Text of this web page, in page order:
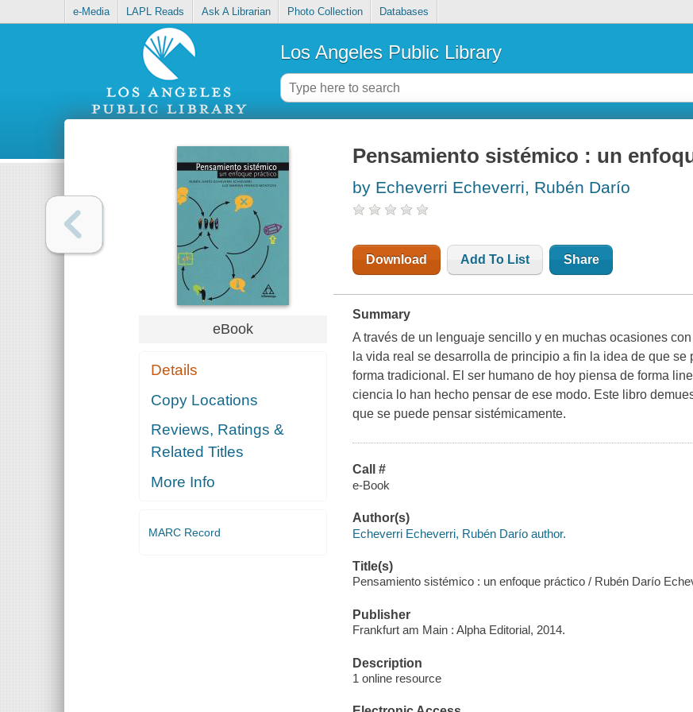
e-Media LAPL Reads Ask A Librarian Photo Collection Databases
Los Angeles Public Library
eBook
Details
Copy Locations
Reviews, Ratings &
Related Titles
More Info
MARC Record
Pensamiento sistémico : un
by Echeverri Echeverri, Rubén Darío
Download Add To List Share
Summary
A través de un lenguaje sencillo y en muchas ocasiones
la vida real se desarrolla de principio a fin la idea de que
forma tradicional. El ser humano de hoy piensa de forma
ciencia lo han hecho pensar de ese modo. Este libro
que se puede pensar sistémicamente.
Call #
e-Book
Author(s)
Echeverri Echeverri, Rubén Darío author.
Title(s)
Pensamiento sistémico : un enfoque práctico / Rubén Darío
Publisher
Frankfurt am Main : Alpha Editorial, 2014.
Description
1 online resource